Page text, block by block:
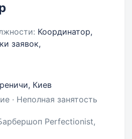
Координатор,
заявок,
Киев
· Неполная занятость
Perfectionist,